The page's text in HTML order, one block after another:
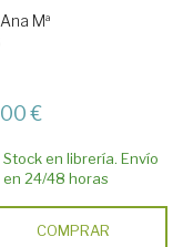
Mª
€
Stock en librería. Envío
en 24/48 horas
COMPRAR